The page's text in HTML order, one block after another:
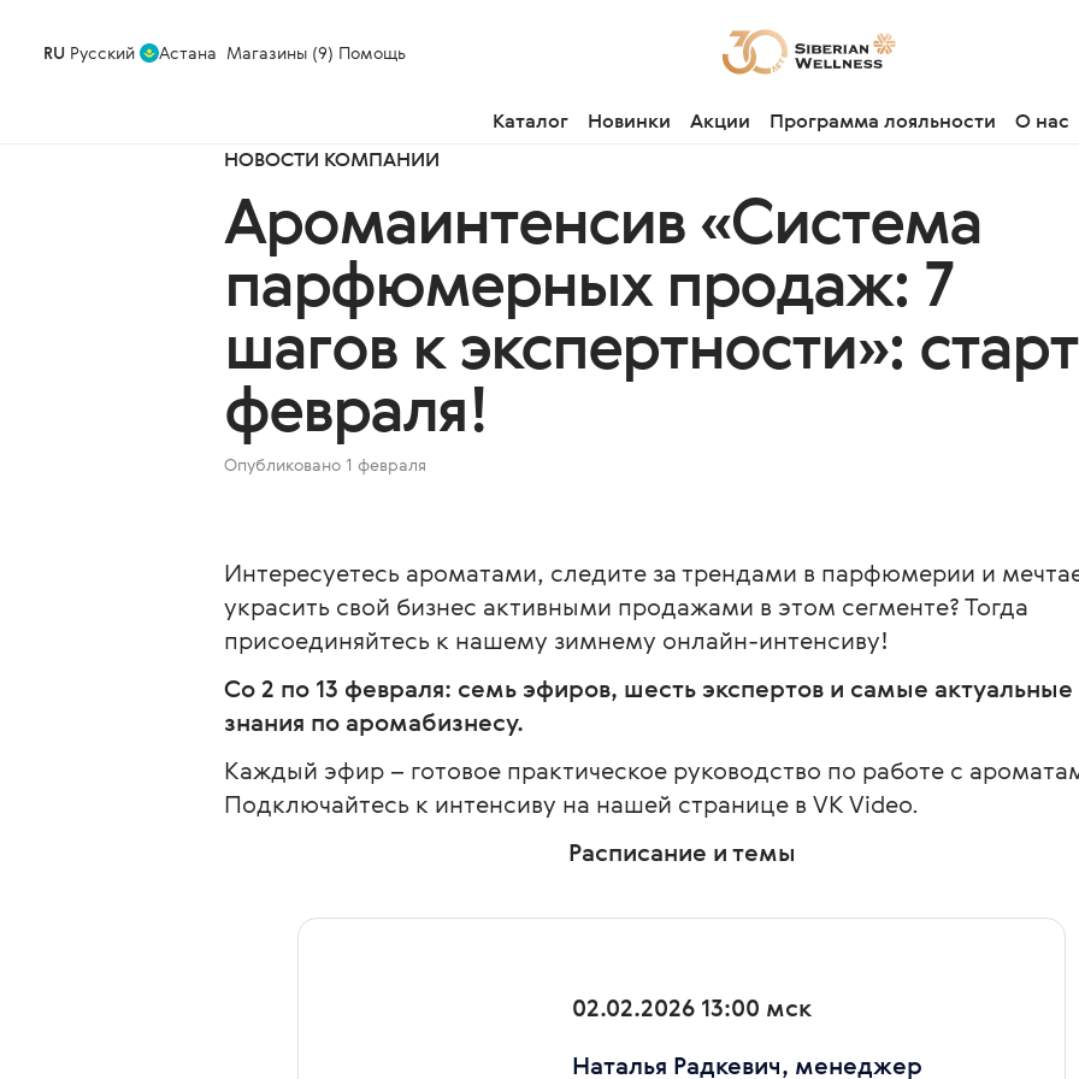
RU Русский Астана Магазины (9) Помощь
Каталог Новинки Акции Программа лояльности О нас
НОВОСТИ КОМПАНИИ
Аромаинтенсив «Система
парфюмерных продаж: 7
шагов к экспертности»:
февраля!
Опубликовано 1 февраля
Интересуетесь ароматами, следите за трендами в парфюмерии и
украсить свой бизнес активными продажами в этом сегменте? Тогда
присоединяйтесь к нашему зимнему онлайн-интенсиву!
Со 2 по 13 февраля: семь эфиров, шесть экспертов и самые актуальные
знания по аромабизнесу.
Каждый эфир – готовое практическое руководство по работе с
Подключайтесь к интенсиву на нашей странице в VK Video.
Расписание и темы
02.02.2026 13:00 мск
Наталья Радкевич, менеджер